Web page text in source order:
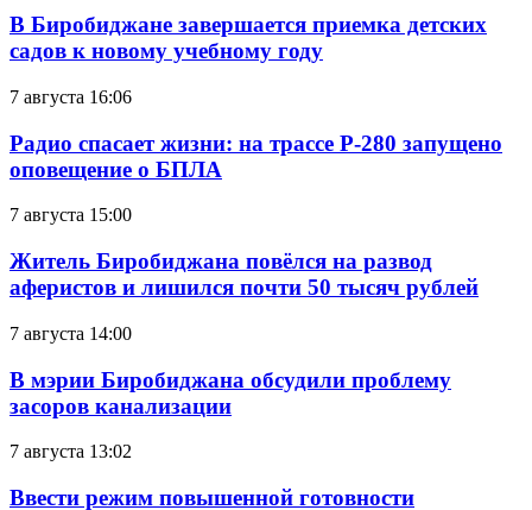
В Биробиджане завершается приемка детских
садов к новому учебному году
7 августа 16:06
Радио спасает жизни: на трассе Р-280 запущено
оповещение о БПЛА
7 августа 15:00
Житель Биробиджана повёлся на развод
аферистов и лишился почти 50 тысяч рублей
7 августа 14:00
В мэрии Биробиджана обсудили проблему
засоров канализации
7 августа 13:02
Ввести режим повышенной готовности